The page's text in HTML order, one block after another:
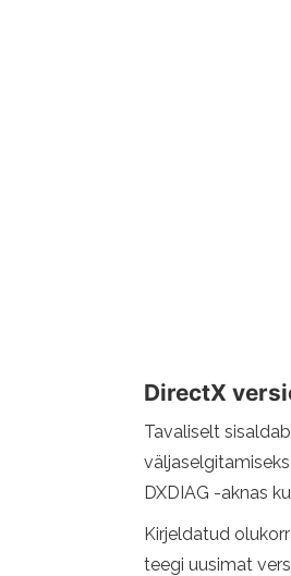
DirectX
Tavaliselt
DXDIAG -aknas
Kirjeldatud
teegi uusimat